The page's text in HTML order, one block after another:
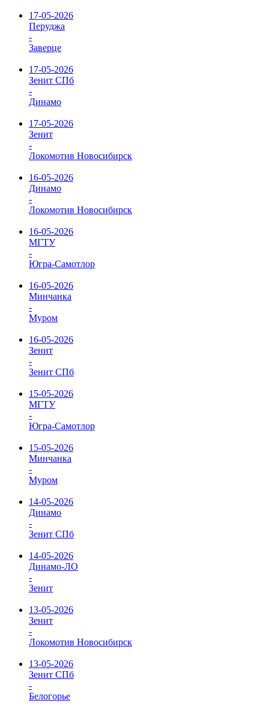
17-05-2026
Перуджа
-
Заверце
17-05-2026
Зенит СПб
-
Динамо
17-05-2026
Зенит
-
Локомотив Новосибирск
16-05-2026
Динамо
-
Локомотив Новосибирск
16-05-2026
МГТУ
-
Югра-Самотлор
16-05-2026
Минчанка
-
Муром
16-05-2026
Зенит
-
Зенит СПб
15-05-2026
МГТУ
-
Югра-Самотлор
15-05-2026
Минчанка
-
Муром
14-05-2026
Динамо
-
Зенит СПб
14-05-2026
Динамо-ЛО
-
Зенит
13-05-2026
Зенит
-
Локомотив Новосибирск
13-05-2026
Зенит СПб
-
Белогорье